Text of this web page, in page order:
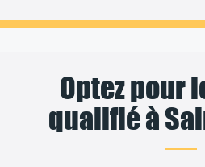
Optez pour
qualifié à